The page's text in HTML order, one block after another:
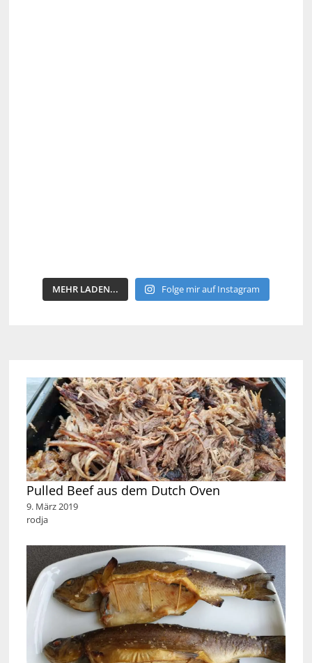
MEHR LADEN... Folge mir auf Instagram
Pulled Beef aus dem Dutch Oven
9. März 2019
rodja